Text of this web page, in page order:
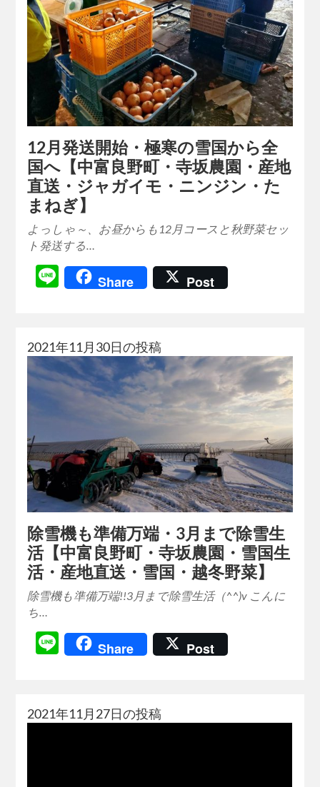
12月発送開始・極寒の雪国から全
国へ【中富良野町・寺坂農園・産地
直送・ジャガイモ・ニンジン・た
まねぎ】
よっしゃ～、お昼からも12月コースと秋野菜セッ
ト発送する…
LineShare Post
2021年11月30日の投稿
除雪機も準備万端・3月まで除雪生
活【中富良野町・寺坂農園・雪国生
活・産地直送・雪国・越冬野菜】
除雪機も準備万端!!3月まで除雪生活（^^)v こんに
ち…
LineShare Post
2021年11月27日の投稿